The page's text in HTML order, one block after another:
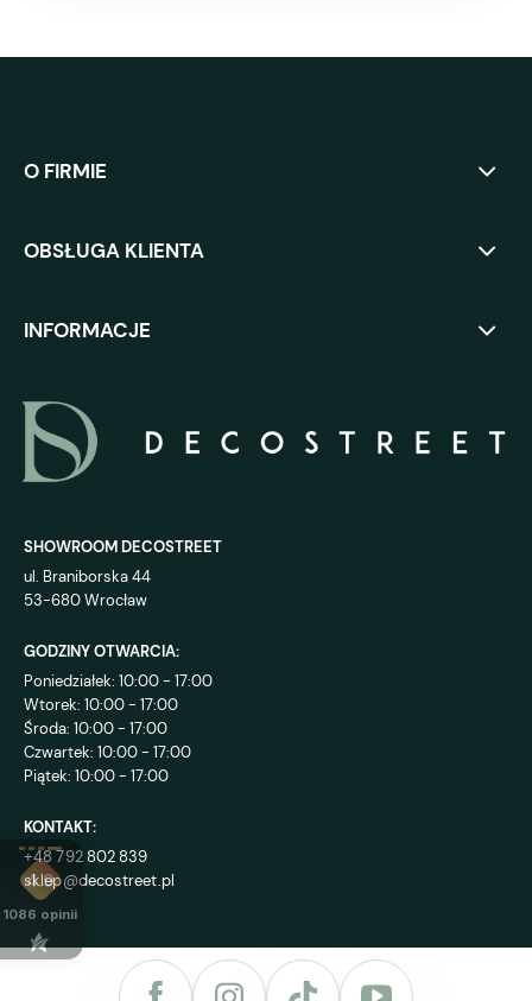
O FIRMIE
OBSŁUGA KLIENTA
INFORMACJE
SHOWROOM DECOSTREET
ul. Braniborska 44
53-680 Wrocław
GODZINY OTWARCIA:
Poniedziałek: 10:00 - 17:00
Wtorek: 10:00 - 17:00
Środa: 10:00 - 17:00
Czwartek: 10:00 - 17:00
Piątek: 10:00 - 17:00
KONTAKT:
+48 792 802 839
sklep@decostreet.pl
4.9
1086 opinii